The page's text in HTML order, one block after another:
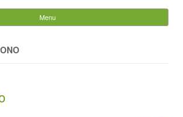
Legramonte
Menu